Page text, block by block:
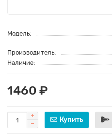
Модель:
Производитель:
Наличие:
1460 ₽
Купить